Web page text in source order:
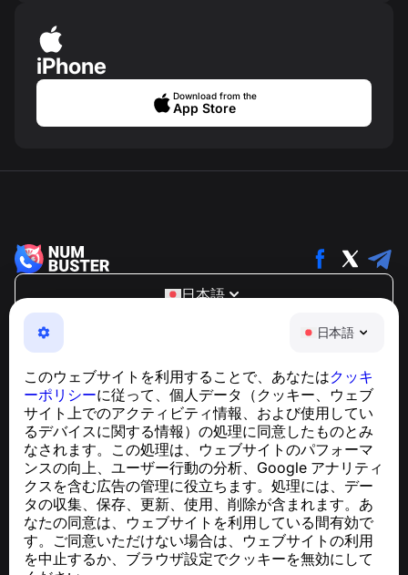
日本語
このウェブサイトを利用することで、あなたはクッキ
ーポリシーに従って、個人データ（クッキー、ウェブ
サイト上でのアクティビティ情報、および使用してい
るデバイスに関する情報）の処理に同意したものとみ
なされます。この処理は、ウェブサイトのパフォーマ
ンスの向上、ユーザー行動の分析、Google アナリティ
クスを含む広告の管理に役立ちます。処理には、デー
タの収集、保存、更新、使用、削除が含まれます。あ
なたの同意は、ウェブサイトを利用している間有効で
す。ご同意いただけない場合は、ウェブサイトの利用
を中止するか、ブラウザ設定でクッキーを無効にして
iPhone
Download from the
App Store
日本語
NumBuster © 2013—2026 ·
support@numbuster.com
電話詐欺、スパム、不審なメッセージからあなたを守る、
GDPR準拠に関するお問い合わせ：
support@numbuster.com
ヘルプセンター
ニュースと記事
プロジェクトについて
連絡先